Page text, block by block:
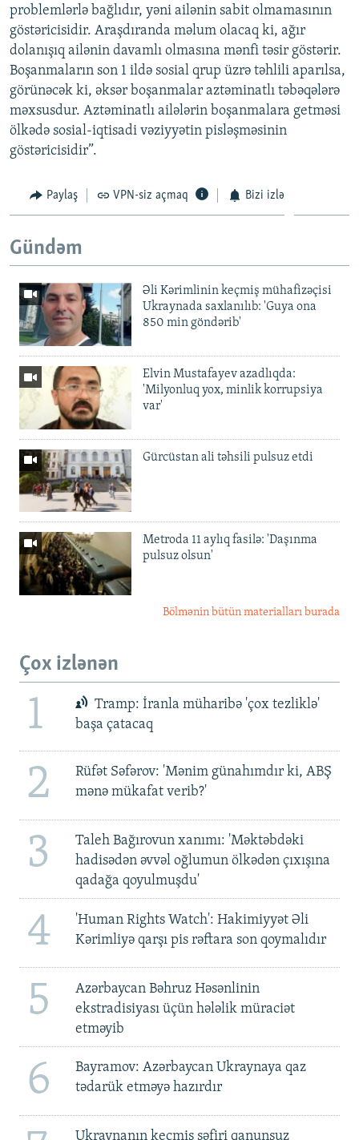
problemlərlə bağlıdır, yəni ailənin sabit olmamasının
göstəricisidir. Araşdıranda məlum olacaq ki, ağır
dolanışıq ailənin davamlı olmasına mənfi təsir göstərir.
Boşanmaların son 1 ildə sosial qrup üzrə təhlili aparılsa,
görünəcək ki, əksər boşanmalar aztəminatlı təbəqələrə
məxsusdur. Aztəminatlı ailələrin boşanmalara getməsi
ölkədə sosial-iqtisadi vəziyyətin pisləşməsinin
göstəricisidir”.
Paylaş VPN-siz açmaq Bizi izlə
Gündəm
Əli Kərimlinin keçmiş mühafizəçisi
Ukraynada saxlanılıb: 'Guya ona
850 min göndərib'
Elvin Mustafayev azadlıqda:
'Milyonluq yox, minlik korrupsiya
var'
Gürcüstan ali təhsili pulsuz etdi
Metroda 11 aylıq fasilə: 'Daşınma
pulsuz olsun'
Bölmənin bütün materialları burada
Çox izlənən
1
Tramp: İranla müharibə 'çox tezliklə'
başa çatacaq
2
Rüfət Səfərov: 'Mənim günahımdır ki, ABŞ
mənə mükafat verib?'
3
Taleh Bağırovun xanımı: 'Məktəbdəki
hadisədən əvvəl oğlumun ölkədən çıxışına
qadağa qoyulmuşdu'
4
'Human Rights Watch': Hakimiyyət Əli
Kərimliyə qarşı pis rəftara son qoymalıdır
5
Azərbaycan Bəhruz Həsənlinin
ekstradisiyası üçün hələlik müraciət
etməyib
6
Bayramov: Azərbaycan Ukraynaya qaz
tədarük etməyə hazırdır
Ukraynanın keçmiş səfiri qanunsuz